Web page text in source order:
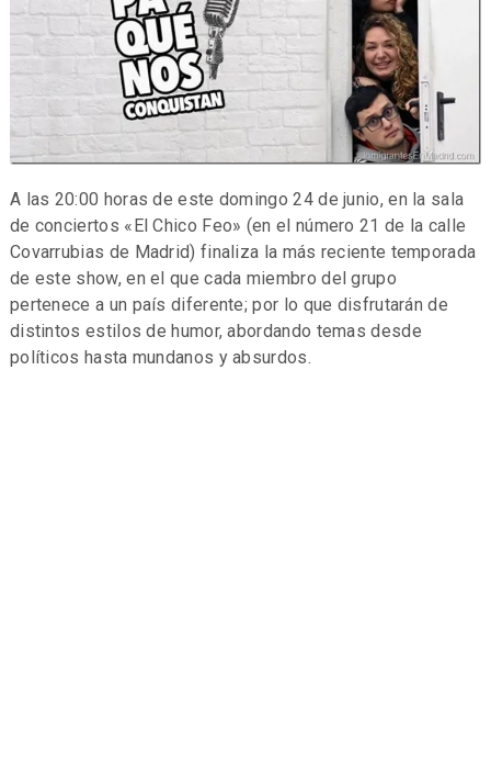
A las 20:00 horas de este domingo 24 de junio, en la sala
de conciertos «El Chico Feo» (en el número 21 de la calle
Covarrubias de Madrid) finaliza la más reciente temporada
de este show, en el que cada miembro del grupo
pertenece a un país diferente; por lo que disfrutarán de
distintos estilos de humor, abordando temas desde
políticos hasta mundanos y absurdos.